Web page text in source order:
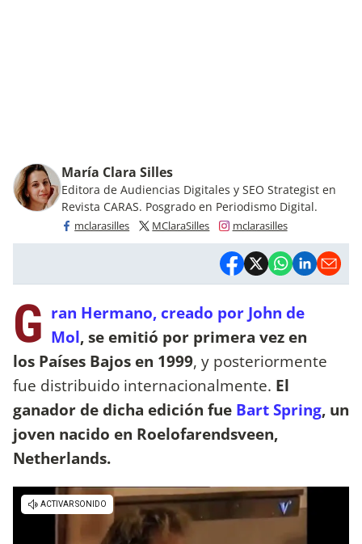
María Clara Silles
Editora de Audiencias Digitales y SEO Strategist en
Revista CARAS. Posgrado en Periodismo Digital.
mclarasilles MClaraSilles mclarasilles
G ran Hermano, creado por John de
Mol, se emitió por primera vez en
los Países Bajos en 1999, y posteriormente
fue distribuido internacionalmente. El
ganador de dicha edición fue Bart Spring, un
joven nacido en Roelofarendsveen,
Netherlands.